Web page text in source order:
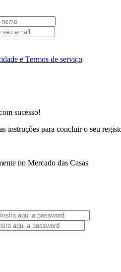
e Termos de serviço
sucesso!
instruções para concluir o seu
no Mercado das Casas